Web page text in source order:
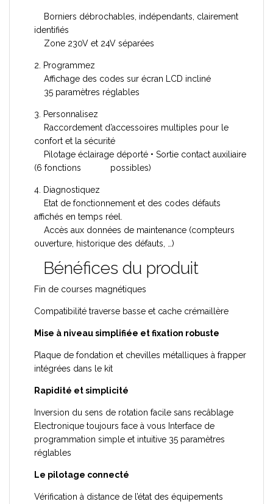
Borniers débrochables, indépendants, clairement
identifiés
Zone 230V et 24V séparées
2. Programmez
Affichage des codes sur écran LCD incliné
35 paramètres réglables
3. Personnalisez
Raccordement d’accessoires multiples pour le
confort et la sécurité
Pilotage éclairage déporté • Sortie contact auxiliaire
(6 fonctions possibles)
4. Diagnostiquez
Etat de fonctionnement et des codes défauts
affichés en temps réel.
Accès aux données de maintenance (compteurs
ouverture, historique des défauts, …)
Bénéfices du produit
Fin de courses magnétiques
Compatibilité traverse basse et cache crémaillère
Mise à niveau simplifiée et fixation robuste
Plaque de fondation et chevilles métalliques à frapper
intégrées dans le kit
Rapidité et simplicité
Inversion du sens de rotation facile sans recâblage
Electronique toujours face à vous Interface de
programmation simple et intuitive 35 paramètres
réglables
Le pilotage connecté
Vérification à distance de l’état des équipements